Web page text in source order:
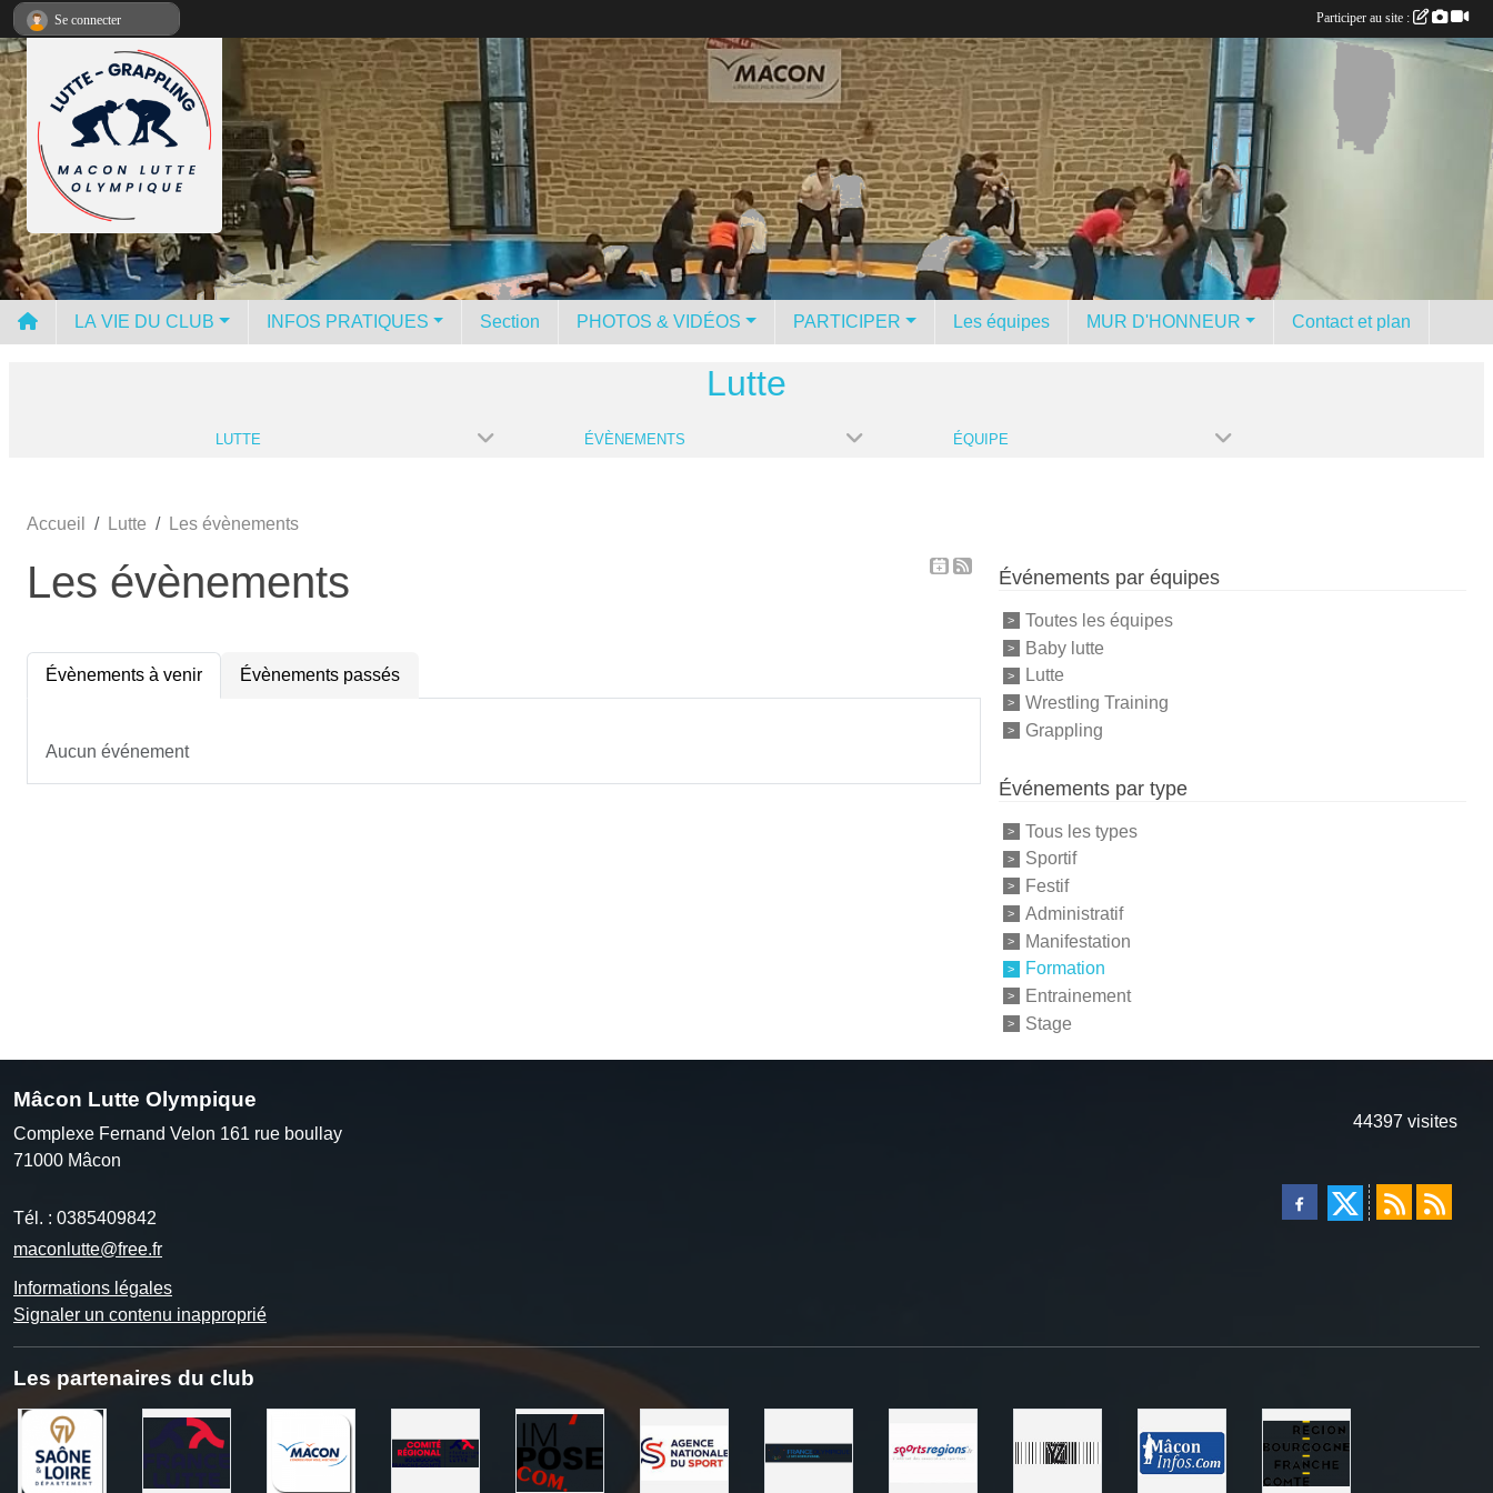
LA VIE DU CLUB INFOS PRATIQUES Section PHOTOS & VIDÉOS PARTICIPER Les équipes MUR D'HONNEUR Contact et plan
Lutte
LUTTE ÉVÈNEMENTS ÉQUIPE
Accueil Lutte Les évènements
Les évènements
Évènements à venir Évènements passés
Aucun événement
Événements par équipes
Toutes les équipes
Baby lutte
Lutte
Wrestling Training
Grappling
Événements par type
Tous les types
Sportif
Festif
Administratif
Manifestation
Formation
Entrainement
Stage
Mâcon Lutte Olympique
Complexe Fernand Velon 161 rue boullay
71000 Mâcon
Tél. : 0385409842
maconlutte@free.fr
Informations légales
Signaler un contenu inapproprié
44397 visites
Les partenaires du club
Se connecter Participer au site :
Panneau de gestion des cookies